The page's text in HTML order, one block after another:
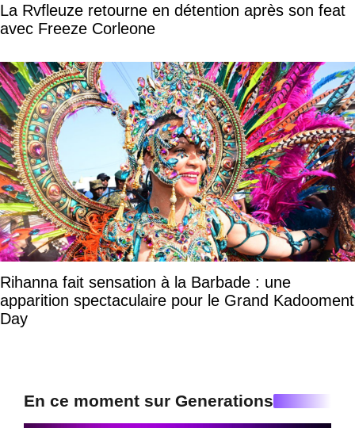
La Rvfleuze retourne en détention après son feat
avec Freeze Corleone
Rihanna fait sensation à la Barbade : une
apparition spectaculaire pour le Grand Kadooment
Day
En ce moment sur Generations